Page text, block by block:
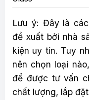
Lưu ý: Đây là
đề xuất bởi nhà
kiện uy tín. Tuy
nên chọn loại
để được tư vấn
chất lượng, lắp